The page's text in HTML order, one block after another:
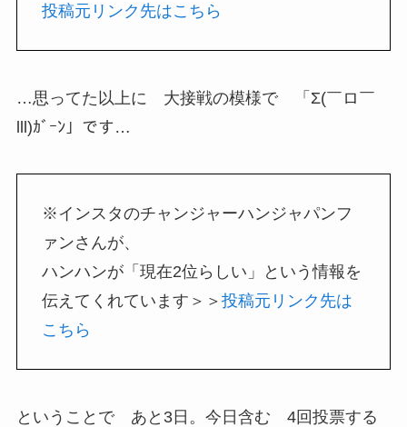
投稿元リンク先はこちら
…思ってた以上に 大接戦の模様で 「Σ(￣ロ￣
lll)ｶﾞｰﾝ」です…
※インスタのチャンジャーハンジャパンフ
ァンさんが、
ハンハンが「現在2位らしい」という情報を
伝えてくれています＞＞ 投稿元リンク先は
こちら
ということで あと3日。今日含む 4回投票する